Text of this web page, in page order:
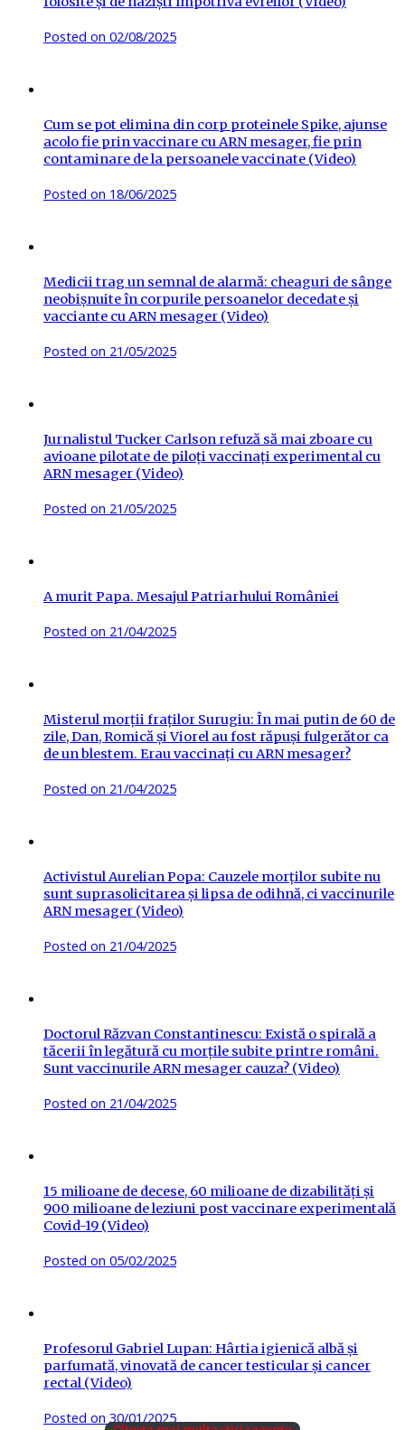
Posted on 02/08/2025
Cum se pot elimina din corp proteinele Spike, ajunse
acolo fie prin vaccinare cu ARN mesager, fie prin
contaminare de la persoanele vaccinate (Video)
Posted on 18/06/2025
Medicii trag un semnal de alarmă: cheaguri de sânge
neobișnuite în corpurile persoanelor decedate și
vacciante cu ARN mesager (Video)
Posted on 21/05/2025
Jurnalistul Tucker Carlson refuză să mai zboare cu
avioane pilotate de piloți vaccinați experimental cu
ARN mesager (Video)
Posted on 21/05/2025
A murit Papa. Mesajul Patriarhului României
Posted on 21/04/2025
Misterul morții fraților Surugiu: În mai putin de 60 de
zile, Dan, Romică și Viorel au fost răpuși fulgerător ca
de un blestem. Erau vaccinați cu ARN mesager?
Posted on 21/04/2025
Activistul Aurelian Popa: Cauzele morților subite nu
sunt suprasolicitarea și lipsa de odihnă, ci vaccinurile
ARN mesager (Video)
Posted on 21/04/2025
Doctorul Răzvan Constantinescu: Există o spirală a
tăcerii în legătură cu morțile subite printre români.
Sunt vaccinurile ARN mesager cauza? (Video)
Posted on 21/04/2025
15 milioane de decese, 60 milioane de dizabilități și
900 milioane de leziuni post vaccinare experimentală
Covid-19 (Video)
Posted on 05/02/2025
Profesorul Gabriel Lupan: Hârtia igienică albă și
parfumată, vinovată de cancer testicular și cancer
rectal (Video)
Posted on30/01/2025